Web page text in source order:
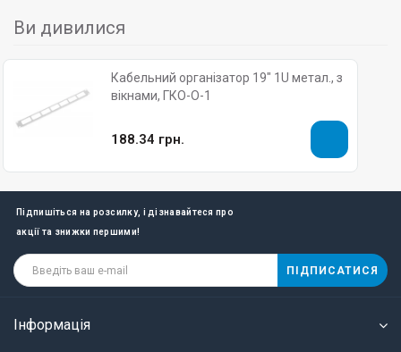
Ви дивилися
Кабельний організатор 19" 1U метал., з
вікнами, ГКО-О-1
188.34 грн.
Підпишіться на розсилку, і дізнавайтеся про
акції та знижки першими!
ПІДПИСАТИСЯ
Інформація